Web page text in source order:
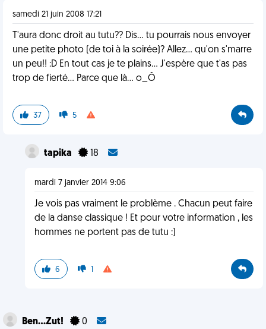
samedi 21 juin 2008 17:21
T'aura donc droit au tutu?? Dis... tu pourrais nous envoyer
une petite photo (de toi à la soirée)? Allez... qu'on s'marre
un peu!! :D En tout cas je te plains... J'espère que t'as pas
trop de fierté... Parce que là... o_Ô
37 5
tapika 18
mardi 7 janvier 2014 9:06
Je vois pas vraiment le problème . Chacun peut faire
de la danse classique ! Et pour votre information , les
hommes ne portent pas de tutu :)
6 1
Ben...Zut! 0